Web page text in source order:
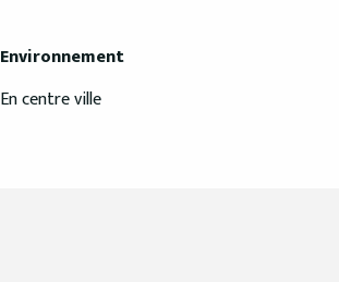
Environnement
Environnement
En centre ville